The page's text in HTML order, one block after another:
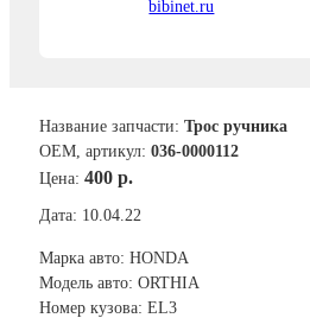
bibinet.ru
Название запчасти: Трос ручника
ОЕМ, артикул: 036-0000112
Цена: 400 р.
Дата: 10.04.22
Марка авто: HONDA
Модель авто: ORTHIA
Номер кузова: EL3